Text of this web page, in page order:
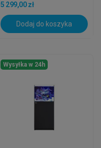
5 299,00 zł
Dodaj do koszyka
Wysyłka w 24h